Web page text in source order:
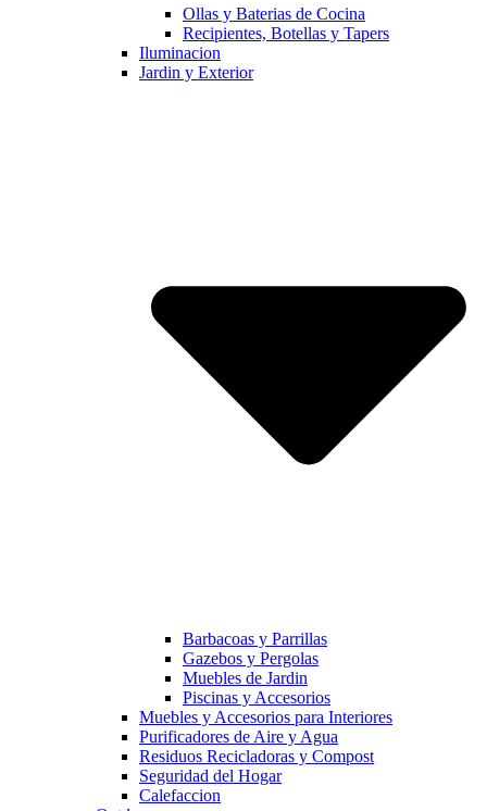
Ollas y Baterias de Cocina
Recipientes, Botellas y Tapers
Iluminacion
Jardin y Exterior
Barbacoas y Parrillas
Gazebos y Pergolas
Muebles de Jardin
Piscinas y Accesorios
Muebles y Accesorios para Interiores
Purificadores de Aire y Agua
Residuos Recicladoras y Compost
Seguridad del Hogar
Calefaccion